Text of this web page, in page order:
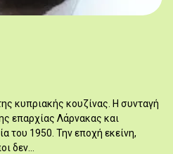
κυπριακής κουζίνας. Η συνταγή
επαρχίας Λάρνακας και
του 1950. Την εποχή εκείνη,
δεν…